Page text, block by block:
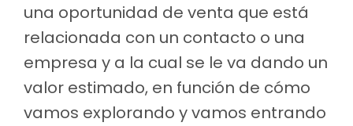
una oportunidad de venta que está
relacionada con un contacto o una
empresa y a la cual se le va dando un
valor estimado, en función de cómo
vamos explorando y vamos entrando